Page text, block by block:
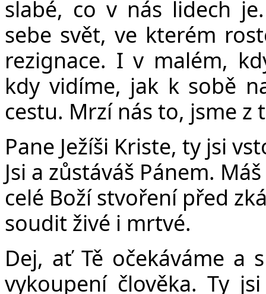
slabé, co v nás lidech
sebe svět, ve kterém
rezignace. I v malém,
kdy vidíme, jak k sobě
cestu. Mrzí nás to, jsme z
Pane Ježíši Kriste, ty jsi
Jsi a zůstáváš Pánem.
celé Boží stvoření před
soudit živé i mrtvé.
Dej, ať Tě očekáváme a
vykoupení člověka. Ty